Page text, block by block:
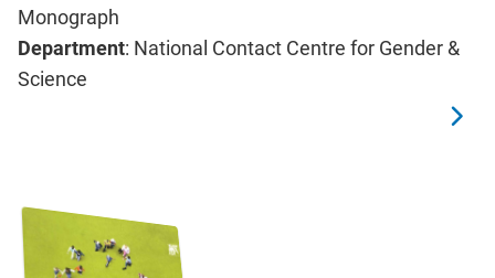
Monograph
Department: National Contact Centre for Gender &
Science